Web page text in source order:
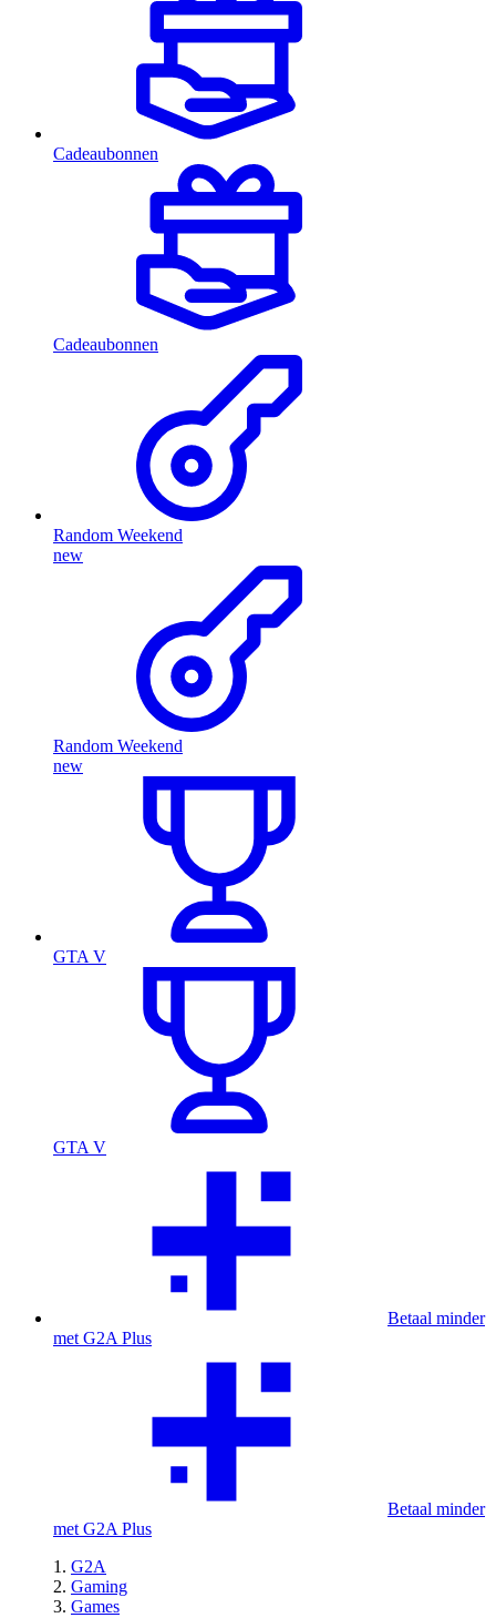
Cadeaubonnen
Cadeaubonnen
Random Weekend
new
Random Weekend
new
GTA V
GTA V
Betaal minder
met G2A Plus
Betaal minder
met G2A Plus
G2A
Gaming
Games